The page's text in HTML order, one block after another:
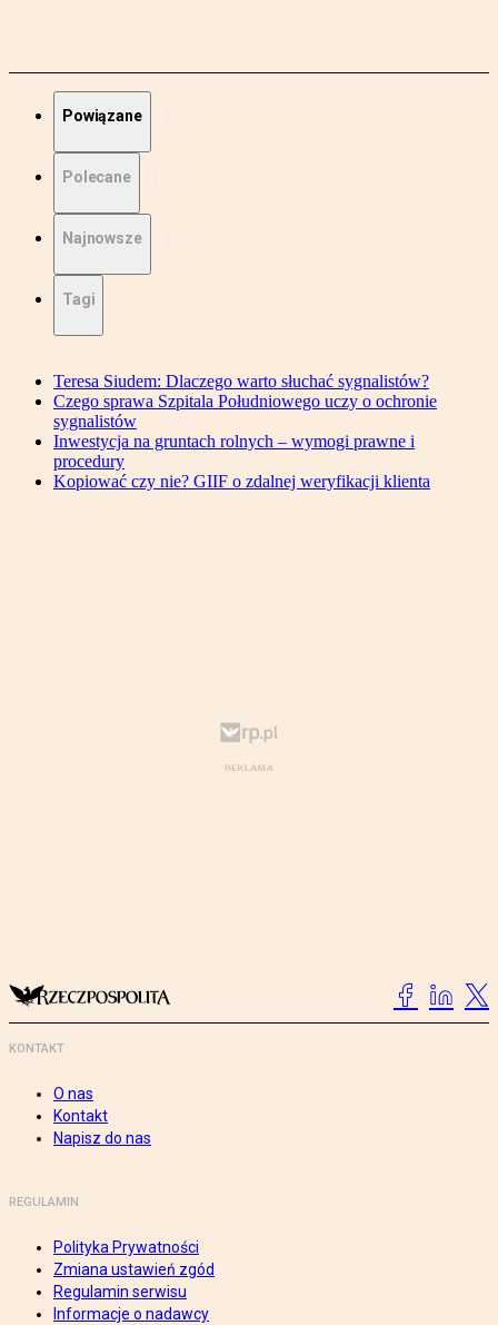
Powiązane
Polecane
Najnowsze
Tagi
Teresa Siudem: Dlaczego warto słuchać sygnalistów?
Czego sprawa Szpitala Południowego uczy o ochronie
sygnalistów
Inwestycja na gruntach rolnych – wymogi prawne i
procedury
Kopiować czy nie? GIIF o zdalnej weryfikacji klienta
KONTAKT
O nas
Kontakt
Napisz do nas
REGULAMIN
Polityka Prywatności
Zmiana ustawień zgód
Regulamin serwisu
Informacje o nadawcy